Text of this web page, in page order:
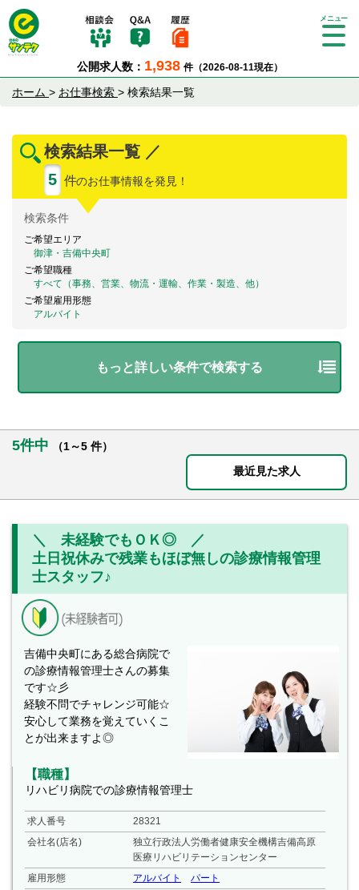
公開求人数： 1,938 件（2026-08-11現在）
Tog
ホーム > お仕事検索 > 検索結果一覧
検索結果一覧 ／
5 件のお仕事情報を発見！
検索条件
ご希望エリア
御津・吉備中央町
ご希望職種
すべて（事務、営業、物流・運輸、作業・製造、他）
ご希望雇用形態
アルバイト
もっと詳しい条件で検索する
5件中
（1～5 件）
最近見た求人
＼ 未経験でもＯＫ◎ ／
土日祝休みで残業もほぼ無しの診療情報管理
士スタッフ♪
吉備中央町にある総合病院で
の診療情報管理士さんの募集
です☆彡
経験不問でチャレンジ可能☆
安心して業務を覚えていくこ
とが出来ますよ◎
【職種】
リハビリ病院での診療情報管理士
求人番号
28321
会社名(店名)
独立行政法人労働者健康安全機構吉備高原
医療リハビリテーションセンター
雇用形態
アルバイト
パート